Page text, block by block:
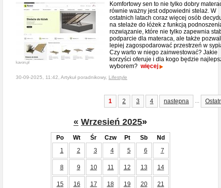
kavon.pl
Komfortowy sen to nie tylko dobry
równie ważny jest odpowiedni stelaż. W
ostatnich latach coraz więcej osób
na stelaże do łóżek z funkcją
rozwiązanie, które nie tylko zapewnia
podparcie dla materaca, ale także
lepiej zagospodarować przestrzeń w
Czy warto w niego zainwestować? Jakie
korzyści oferuje i dla kogo będzie
wyborem? więcej
30-09-2025, 11:42, Artykuł poradnikowy, Lifestyle
1 2 3 4 następna ...
« Wrzesień 2025»
Po Wt Śr Czw Pt Sb
Nd
1
2 3 4 5 6 7
8 9 10 11 12 13 14
15 16 17 18 19 20 21